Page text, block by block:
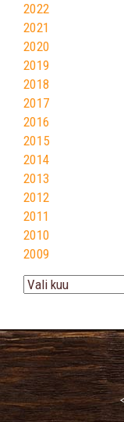
2022
2021
2020
2019
2018
2017
2016
2015
2014
2013
2012
2011
2010
2009
Arhiiv